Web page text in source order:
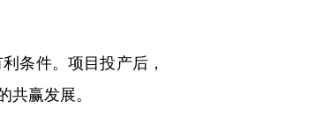
条件。项目投产后，
赢发展。